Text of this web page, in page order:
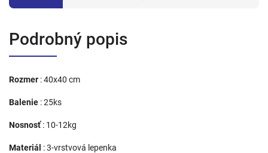
Podrobný popis
Rozmer : 40x40 cm
Balenie : 25ks
Nosnosť : 10-12kg
Materiál : 3-vrstvová lepenka